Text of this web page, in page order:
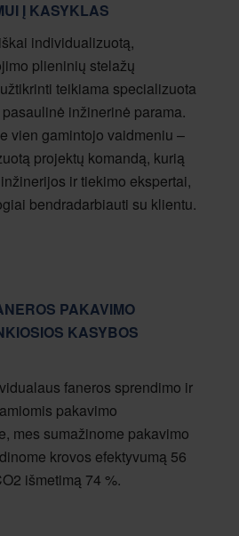
Į KASYKLAS
individualizuotą,
plieninių stelažų
teikiama specializuota
inžinerinė parama.
vien gamintojo vaidmeniu –
projektų komandą, kurią
ir tiekimo ekspertai,
bendradarbiauti su klientu.
PAKAVIMO
KASYBOS
faneros sprendimo ir
pakavimo
mes sumažinome pakavimo
krovos efektyvumą 56
išmetimą 74 %.